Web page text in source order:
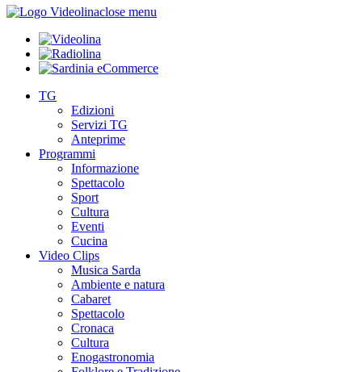
close menu
TG
Edizioni
Servizi TG
Anteprime
Programmi
Informazione
Spettacolo
Sport
Cultura
Eventi
Cucina
Video Clips
Musica Sarda
Ambiente e natura
Cabaret
Spettacolo
Cronaca
Cultura
Enogastronomia